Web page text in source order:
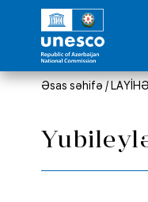
Əsas səhifə /